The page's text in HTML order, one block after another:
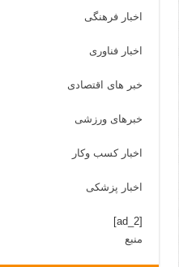
اخبار فرهنگی
اخبار فناوری
خبر های اقتصادی
خبرهای ورزشی
اخبار کسب وکار
اخبار پزشکی
[ad_2]
منبع